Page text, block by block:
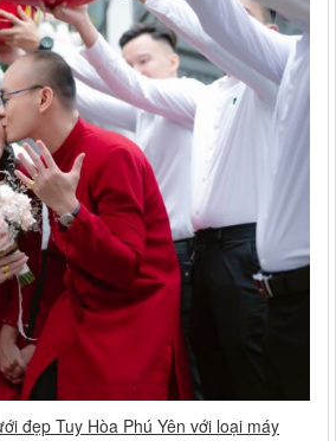
đẹp Tuy Hòa Phú Yên với loại máy